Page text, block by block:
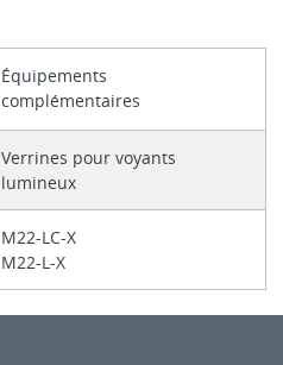
Équipements
complémentaires
Verrines pour voyants
lumineux
M22-LC-X
M22-L-X